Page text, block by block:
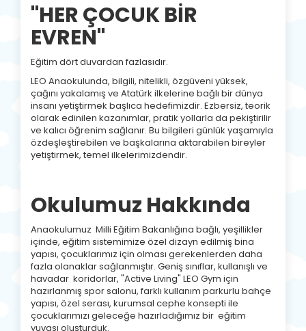
"HER ÇOCUK BİR
EVREN"
Eğitim dört duvardan fazlasıdır.
LEO Anaokulunda, bilgili, nitelikli, özgüveni yüksek,
çağını yakalamış ve Atatürk ilkelerine bağlı bir dünya
insanı yetiştirmek başlıca hedefimizdir. Ezbersiz, teorik
olarak edinilen kazanımlar, pratik yollarla da pekiştirilir
ve kalıcı öğrenim sağlanır. Bu bilgileri günlük yaşamıyla
özdeşleştirebilen ve başkalarına aktarabilen bireyler
yetiştirmek, temel ilkelerimizdendir.
Okulumuz Hakkında
Anaokulumuz Milli Eğitim Bakanlığına bağlı, yeşillikler
içinde, eğitim sistemimize özel dizayn edilmiş bina
yapısı, çocuklarımız için olması gerekenlerden daha
fazla olanaklar sağlanmıştır. Geniş sınıflar, kullanışlı ve
havadar koridorlar, "Active Living" LEO Gym için
hazırlanmış spor salonu, farklı kullanım parkurlu bahçe
yapısı, özel serası, kurumsal cephe konsepti ile
çocuklarımızı geleceğe hazırladığımız bir eğitim
yuvası oluşturduk.